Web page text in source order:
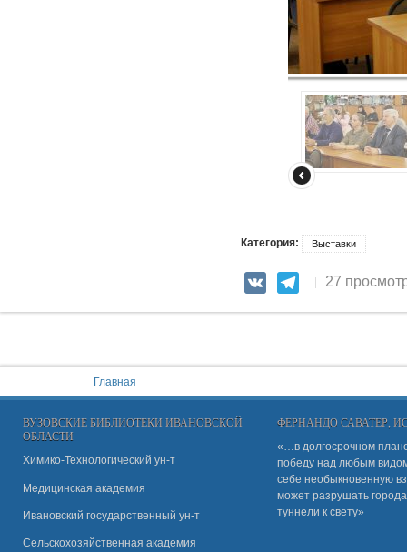
Категория: Выставки
VK Telegram
27
Главная
ВУЗОВСКИЕ БИБЛИОТЕКИ ИВАНОВСКОЙ
ОБЛАСТИ
Химико-Технологический ун-т
Медицинская академия
Ивановский государственный ун-т
Сельскохозяйственная академия
ФЕРНАНДО САВАТЕР,
«…в долгосрочном
победу над любым
себе необыкновенную
может разрушать
туннели к свету»